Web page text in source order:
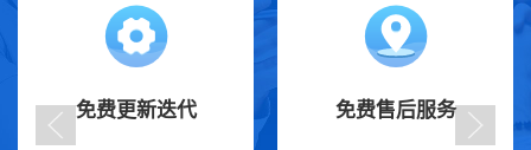
免费更新迭代 免费售后服务